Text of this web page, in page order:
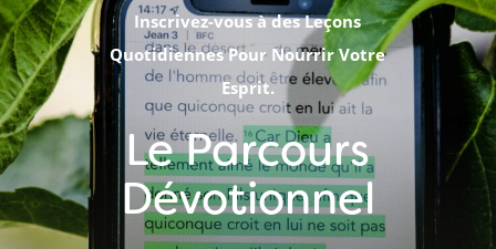
Inscrivez-vous à des Leçons
Quotidiennes Pour Nourrir Votre
Esprit.
Le Parcours
Dévotionnel